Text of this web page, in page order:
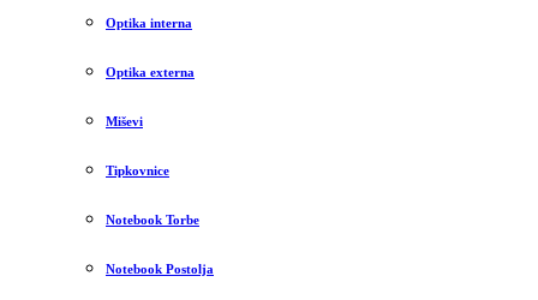
Optika interna
Optika externa
Miševi
Tipkovnice
Notebook Torbe
Notebook Postolja